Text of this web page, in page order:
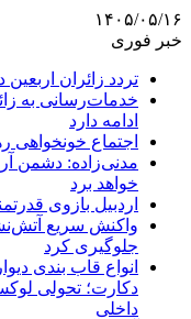
۱۴۰۵/۰۵/۱۶
خبر فوری
تردد زائران اربعین در
خدمات‌رسانی به
ادامه دارد
اجتماع خونخواهی
مدنی‌زاده: دشمن
خواهد برد
اردبیل بازوی
واکنش سریع
جلوگیری کرد
انواع قاب بندی
دکارت؛ تحولی
داخلی